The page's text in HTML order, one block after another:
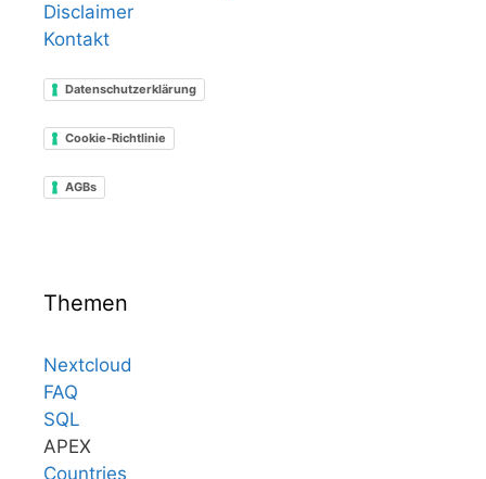
Disclaimer
Kontakt
Datenschutzerklärung
Cookie-Richtlinie
AGBs
Themen
Nextcloud
FAQ
SQL
APEX
Countries